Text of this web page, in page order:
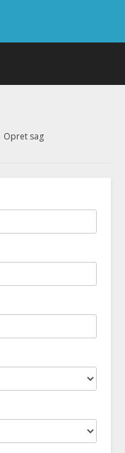
Opret sag